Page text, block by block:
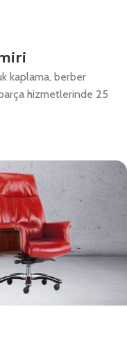
kaplama, berber
hizmetlerinde 25